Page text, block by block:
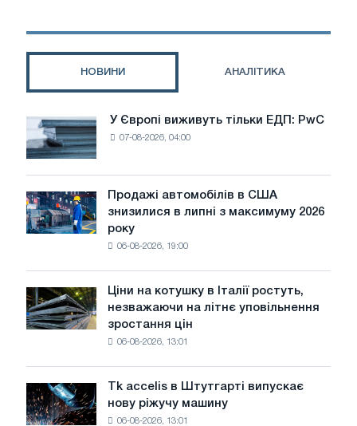
ліфтового
НОВИНИ АНАЛІТИКА
Європі
виживуть
тільки
ЕДП:
PwC
У Європі виживуть тільки ЕДП: PwC
07-08-2026, 04:00
Продажі
автомобілів
в
липні
з
максимуму
року
Продажі автомобілів в США
знизилися в липні з максимуму 2026
року
06-08-2026, 19:00
Ціни
на
котушку
незважаючи
на
Ціни на котушку в Італії ростуть,
незважаючи на літнє уповільнення
зростання цін
06-08-2026, 13:01
Tk
accelis
Tk accelis в Штутгарті випускає
нову ріжучу машину
06-08-2026, 13:01